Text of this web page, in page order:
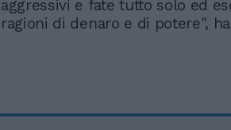
aggressivi e fate tutto solo ed
ragioni di denaro e di potere",